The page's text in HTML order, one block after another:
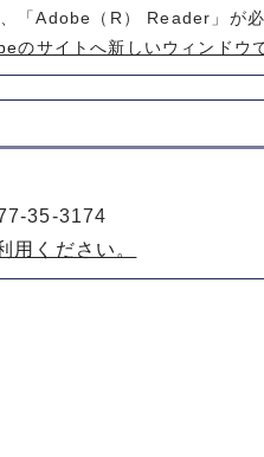
「Adobe（R） Reader」が
のサイトへ新しいウィンドウ
35-3174
用ください。